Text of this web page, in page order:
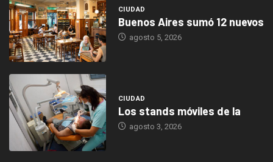
CIUDAD
Buenos Aires sumó 12 nuevos
agosto 5, 2026
CIUDAD
Los stands móviles de la
agosto 3, 2026